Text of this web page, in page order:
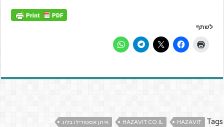
לשתף
Tags
HAZAVIT
HAZAVIT.CO.IL
איתן אסטודילו בלוג